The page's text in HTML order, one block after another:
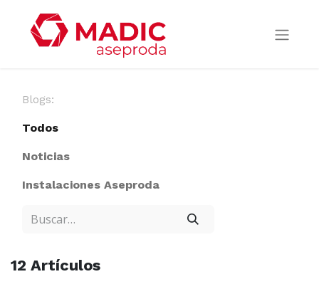
Blogs:
Todos
Noticias
Instalaciones Aseproda
12 Artículos